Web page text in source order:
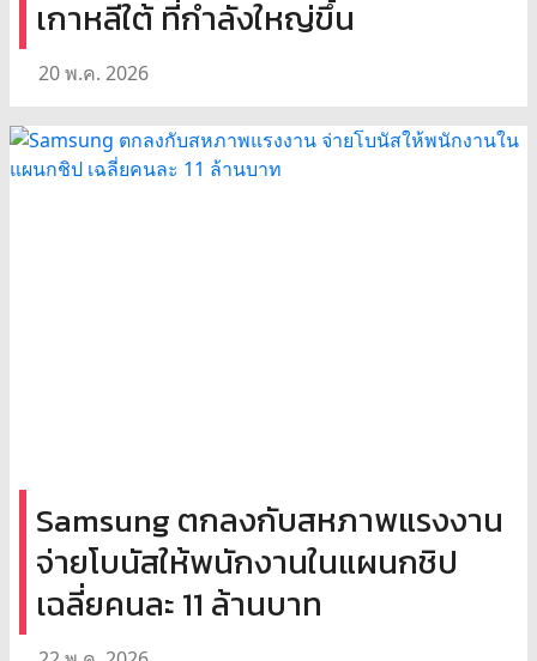
เกาหลีใต้ ที่กำลังใหญ่ขึ้น
20 พ.ค. 2026
Samsung ตกลงกับสหภาพแรงงาน
จ่ายโบนัสให้พนักงานในแผนกชิป
เฉลี่ยคนละ 11 ล้านบาท